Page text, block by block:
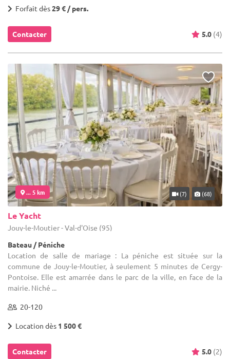
Forfait dès29 € / pers.
Contacter 5.0 (4)
... 5 km (7) (68)
Le Yacht
Jouy-le-Moutier - Val-d'Oise (95)
Bateau / Péniche
Location de salle de mariage : La péniche est située sur la
commune de Jouy-le-Moutier, à seulement 5 minutes de Cergy-
Pontoise. Elle est amarrée dans le parc de la ville, en face de la
mairie. Niché ...
20-120
Location dès 1 500 €
Contacter 5.0 (2)